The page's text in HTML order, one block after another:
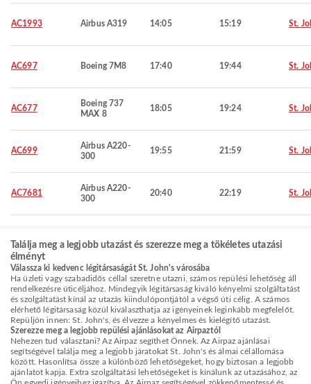
AC1993 Airbus A319 14:05 15:19 St.
AC697 Boeing 7M8 17:40 19:44 St.
AC677
Boeing 737
MAX 8
18:05 19:24 St.
AC699
Airbus A220-
300
19:55 21:59 St.
AC7681
Airbus A220-
300
20:40 22:19 St.
Találja meg a legjobb utazást és szerezze meg a tökéletes utazási
élményt
Válassza ki kedvenc légitársaságát St. John's városába
Ha üzleti vagy szabadidős céllal szeretne utazni, számos repülési lehetőség áll
rendelkezésre úticéljához. Mindegyik légitársaság kiváló kényelmi szolgáltatást
és szolgáltatást kínál az utazás kiindulópontjától a végső úti célig. A számos
elérhető légitársaság közül kiválaszthatja az igényeinek leginkább megfelelőt.
Repüljön innen: St. John's, és élvezze a kényelmes és kielégítő utazást.
Szerezze meg a legjobb repülési ajánlásokat az Airpaztól
Nehezen tud választani? Az Airpaz segíthet Önnek. Az Airpaz ajánlásai
segítségével találja meg a legjobb járatokat St. John's és álmai célállomása
között. Hasonlítsa össze a különböző lehetőségeket, hogy biztosan a legjobb
ajánlatot kapja. Extra szolgáltatási lehetőségeket is kínálunk az utazásához, az